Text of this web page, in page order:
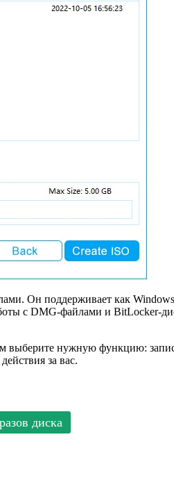
Он поддерживает как
с DMG-файлами и BitLocker-
выберите нужную функцию:
за вас.
диска